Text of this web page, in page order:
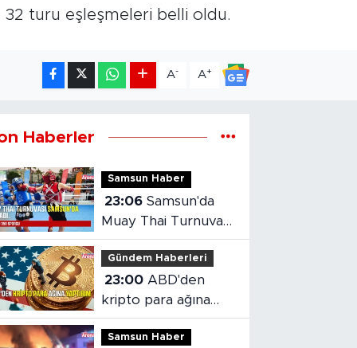
32 turu eşleşmeleri belli oldu.
A- A+
Haberler
Samsun Haber
23:06 Samsun'da
Muay Thai Turnuvası
heyecanı başladı
Gündem Haberleri
23:00 ABD'den
kripto para ağına
yaptırım
Samsun Haber